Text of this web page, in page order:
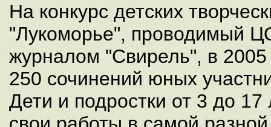
На конкурс детских
"Лукоморье", проводимый
журналом "Свирель", в 2005
250 сочинений юных
Дети и подростки от 3 до